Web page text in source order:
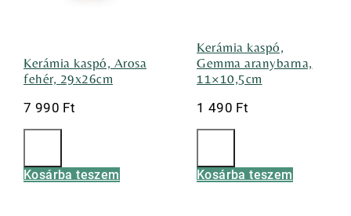
Kerámia kaspó, Arosa
fehér, 29x26cm
7 990 Ft
Kosárba teszem
Kerámia kaspó,
Gemma aranybarna,
11×10,5cm
1 490 Ft
Kosárba teszem